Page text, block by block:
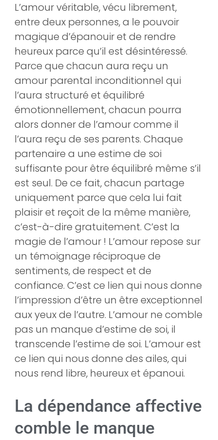
L’amour véritable, vécu librement,
entre deux personnes, a le pouvoir
magique d’épanouir et de rendre
heureux parce qu’il est désintéressé.
Parce que chacun aura reçu un
amour parental inconditionnel qui
l’aura structuré et équilibré
émotionnellement, chacun pourra
alors donner de l’amour comme il
l’aura reçu de ses parents. Chaque
partenaire a une estime de soi
suffisante pour être équilibré même s’il
est seul. De ce fait, chacun partage
uniquement parce que cela lui fait
plaisir et reçoit de la même manière,
c’est-à-dire gratuitement. C’est la
magie de l’amour ! L’amour repose sur
un témoignage réciproque de
sentiments, de respect et de
confiance. C’est ce lien qui nous donne
l’impression d’être un être exceptionnel
aux yeux de l’autre. L’amour ne comble
pas un manque d’estime de soi, il
transcende l’estime de soi. L’amour est
ce lien qui nous donne des ailes, qui
nous rend libre, heureux et épanoui.
La dépendance affective
comble le manque